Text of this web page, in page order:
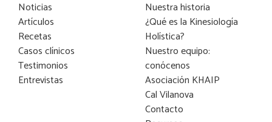
Noticias
Artículos
Recetas
Casos clínicos
Testimonios
Entrevistas
Nuestra historia
¿Qué es la Kinesiología
Holística?
Nuestro equipo:
conócenos
Asociación KHAIP
Cal Vilanova
Contacto